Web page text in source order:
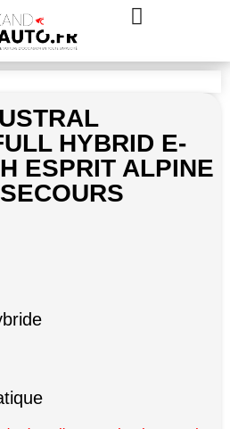
HYBRID E-
ESPRIT ALPINE